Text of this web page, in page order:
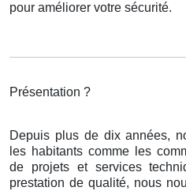
pour améliorer votre sécurité.
Présentation ?
Depuis plus de dix années,
les habitants comme les
de projets et services
prestation de qualité, nous